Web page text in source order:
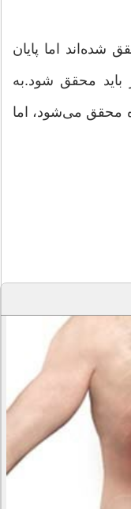
اما پایان
باید محقق شود.به
محقق می‌شود، اما